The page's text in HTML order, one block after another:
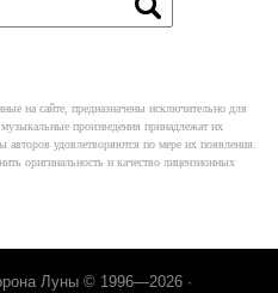
на сайте, предназначены исключительно для
произведения принадлежат их
удовлетворяются по мере их появления.
оригинальность и качество лицензионных
Луны © 1996—2026 ·